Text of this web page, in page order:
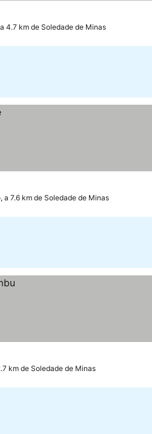
4.7 km de Soledade de Minas
a 7.6 km de Soledade de Minas
km de Soledade de Minas